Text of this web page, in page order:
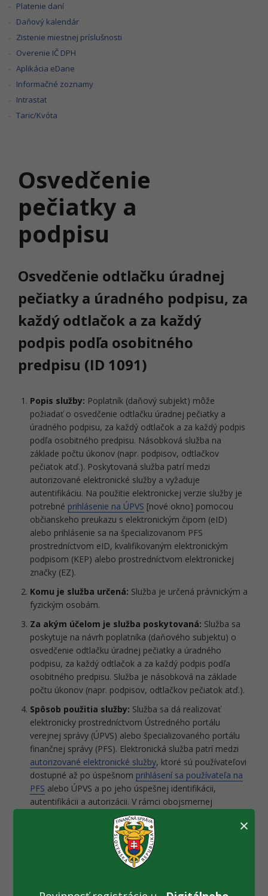
Platenie daní
Daňový kalendár
Zistenie miestnej príslušnosti
Overenie IČ DPH
Aplikácia eDane
Informačné zoznamy
Intrastat
Taric/Kvóta
Osvedčenie
pečiatky a
podpisu
Osvedčenie odtlačku úradnej
pečiatky a úradného podpisu, za
každý odtlačok a za každý
podpis podľa osobitného
predpisu (ID 1091)
Popis služby: Poplatník (daňový subjekt) môže
požiadať o osvedčenie odtlačku úradnej pečiatky a
úradného podpisu, za každý odtlačok a za každý podpis
podľa osobitného predpisu. Násobková služba na
základe počtu úkonov (napr. podpisov, odtlačkov
pečiatok atď.). Poskytovaná služba patrí medzi
autorizované elektronické služby a vyžaduje
autentifikáciu. Na použitie elektronickej verzie služby je
potrebné prihlásenie na ÚPVS [nové okno] pomocou
občianskeho preukazu s elektronickým čipom (eID)
alebo prihlásenie sa na špecializovanom PFS
prostredníctvom eID, kvalifikovaným elektronickým
podpisom (KEP) alebo prostredníctvom elektronickej
značky (EZ).
Komu je služba určená: Služba je určená právnickým a
fyzickým osobám.
Za akým účelom je služba poskytovaná: Služba sa
poskytuje na návrh poplatníka (daňového subjektu) o
osvedčenie odtlačku úradnej pečiatky a úradného
podpisu, za každý odtlačok a za každý podpis podľa
osobitného predpisu. Služba je násobková na základe
počtu úkonov (napr. podpisov, odtlačkov pečiatok atď.).
Spôsob použitia služby: Služba sa dá realizovať
elektronicky prostredníctvom Ústredného portálu
verejnej správy (ÚPVS) alebo špecializovaného portálu
finančnej správy (PFS). Elektronická služba patrí medzi
autorizované elektronické služby, ktoré sú používateľovi
dostupné až po úspešnom prihlásení sa používateľa na
PFS alebo ÚPVS a po jeho úspešnej identifikácii,
autentifikácii a autorizácii. V rámci obojsmernej
elektronickej komunikácie daňový subjekt môže
realizovať podávanie prostredníctvom elektronického
formulára „Všeobecné podanie Finančnej správy“.
Poplatník (daňový subjekt) po prihlásení do osobnej
internetovej zóny na PFS nájde formulár „všeobecného
×